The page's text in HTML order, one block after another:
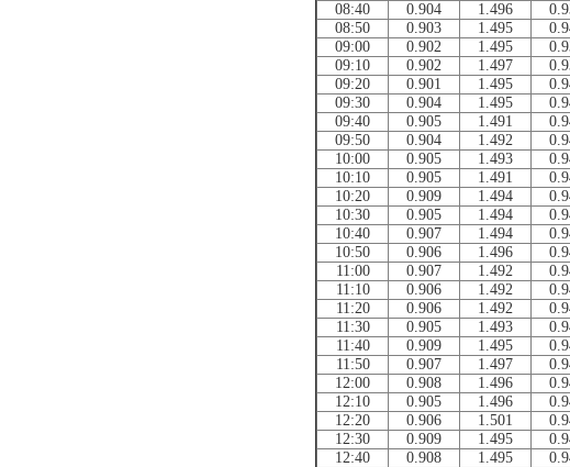
08:40
0.904 1.496
08:50
0.903 1.495
09:00
0.902 1.495
09:10
0.902 1.497
09:20
0.901 1.495
09:30
0.904 1.495
09:40
0.905 1.491
09:50
0.904 1.492
10:00
0.905 1.493
10:10
0.905 1.491
10:20
0.909 1.494
10:30
0.905 1.494
10:40
0.907 1.494
10:50
0.906 1.496
11:00
0.907 1.492
11:10
0.906 1.492
11:20
0.906 1.492
11:30
0.905 1.493
11:40
0.909 1.495
11:50
0.907 1.497
12:00
0.908 1.496
12:10
0.905 1.496
12:20
0.906 1.501
12:30
0.909 1.495
12:40
0.908 1.495